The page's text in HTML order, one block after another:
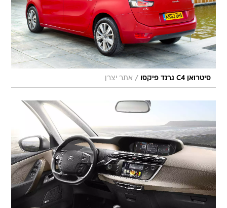
סיטרואן C4 גרנד פיקסו / אתר יצרן